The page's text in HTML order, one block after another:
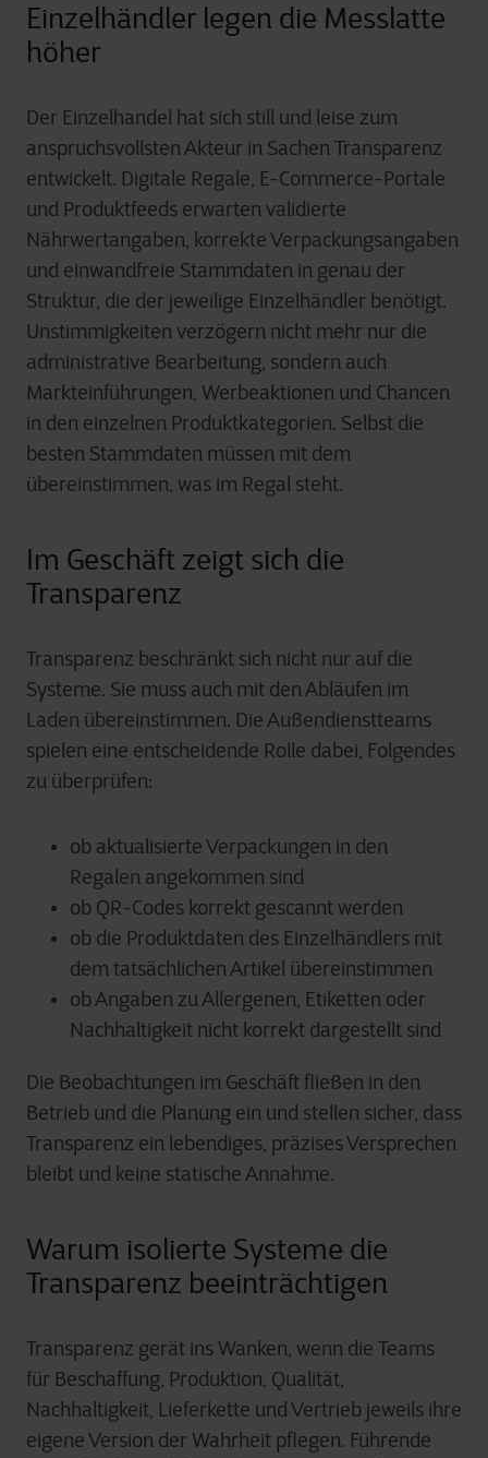
Einzelhändler legen die Messlatte
höher
Der Einzelhandel hat sich still und leise zum
anspruchsvollsten Akteur in Sachen Transparenz
entwickelt. Digitale Regale, E-Commerce-Portale
und Produktfeeds erwarten validierte
Nährwertangaben, korrekte Verpackungsangaben
und einwandfreie Stammdaten in genau der
Struktur, die der jeweilige Einzelhändler benötigt.
Unstimmigkeiten verzögern nicht mehr nur die
administrative Bearbeitung, sondern auch
Markteinführungen, Werbeaktionen und Chancen
in den einzelnen Produktkategorien. Selbst die
besten Stammdaten müssen mit dem
übereinstimmen, was im Regal steht.
Im Geschäft zeigt sich die
Transparenz
Transparenz beschränkt sich nicht nur auf die
Systeme. Sie muss auch mit den Abläufen im
Laden übereinstimmen. Die Außendienstteams
spielen eine entscheidende Rolle dabei, Folgendes
zu überprüfen:
ob aktualisierte Verpackungen in den
Regalen angekommen sind
ob QR-Codes korrekt gescannt werden
ob die Produktdaten des Einzelhändlers mit
dem tatsächlichen Artikel übereinstimmen
ob Angaben zu Allergenen, Etiketten oder
Nachhaltigkeit nicht korrekt dargestellt sind
Die Beobachtungen im Geschäft fließen in den
Betrieb und die Planung ein und stellen sicher, dass
Transparenz ein lebendiges, präzises Versprechen
bleibt und keine statische Annahme.
Warum isolierte Systeme die
Transparenz beeinträchtigen
Transparenz gerät ins Wanken, wenn die Teams
für Beschaffung, Produktion, Qualität,
Nachhaltigkeit, Lieferkette und Vertrieb jeweils ihre
eigene Version der Wahrheit pflegen. Führende